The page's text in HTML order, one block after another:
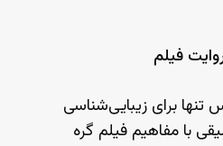
فیلم
برای زیبایی‌شناسی
با مفاهیم فیلم گره